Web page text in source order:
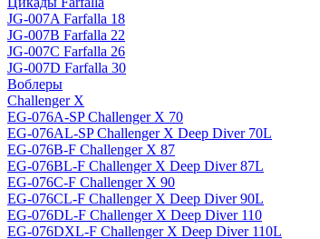
JG-007A Farfalla 18
JG-007B Farfalla 22
JG-007C Farfalla 26
JG-007D Farfalla 30
Воблеры
Challenger X
EG-076A-SP Challenger X 70
EG-076AL-SP Challenger X Deep Diver 70L
EG-076B-F Challenger X 87
EG-076BL-F Challenger X Deep Diver 87L
EG-076C-F Challenger X 90
EG-076CL-F Challenger X Deep Diver 90L
EG-076DL-F Challenger X Deep Diver 110
EG-076DXL-F Challenger X Deep Diver 110L